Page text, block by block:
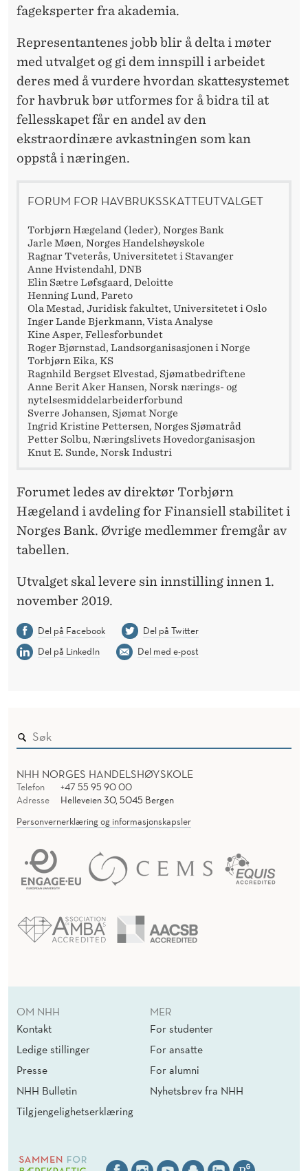
fageksperter fra akademia.
Representantenes jobb blir å delta i møter
med utvalget og gi dem innspill i arbeidet
deres med å vurdere hvordan skattesystemet
for havbruk bør utformes for å bidra til at
fellesskapet får en andel av den
ekstraordinære avkastningen som kan
oppstå i næringen.
FORUM FOR HAVBRUKSSKATTEUTVALGET
Torbjørn Hægeland (leder), Norges Bank
Jarle Møen, Norges Handelshøyskole
Ragnar Tveterås, Universitetet i Stavanger
Anne Hvistendahl, DNB
Elin Sætre Løfsgaard, Deloitte
Henning Lund, Pareto
Ola Mestad, Juridisk fakultet, Universitetet i Oslo
Inger Lande Bjerkmann, Vista Analyse
Kine Asper, Fellesforbundet
Roger Bjørnstad, Landsorganisasjonen i Norge
Torbjørn Eika, KS
Ragnhild Bergset Elvestad, Sjømatbedriftene
Anne Berit Aker Hansen, Norsk nærings- og
nytelsesmiddelarbeiderforbund
Sverre Johansen, Sjømat Norge
Ingrid Kristine Pettersen, Norges Sjømatråd
Petter Solbu, Næringslivets Hovedorganisasjon
Knut E. Sunde, Norsk Industri
Forumet ledes av direktør Torbjørn
Hægeland i avdeling for Finansiell stabilitet i
Norges Bank. Øvrige medlemmer fremgår av
tabellen.
Utvalget skal levere sin innstilling innen 1.
november 2019.
Del på Facebook
Del på Twitter
Del på LinkedIn
Del med e-post
NHH NORGES HANDELSHØYSKOLE
Telefon
+47 55 95 90 00
Adresse
Helleveien 30, 5045 Bergen
Personvernerklæring og informasjonskapsler
OM NHH
Kontakt
Ledige stillinger
Presse
NHH Bulletin
Tilgjengelighetserklæring
MER
For studenter
For ansatte
For alumni
Nyhetsbrev fra NHH